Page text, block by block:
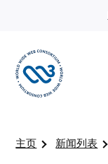
主页 新闻列表